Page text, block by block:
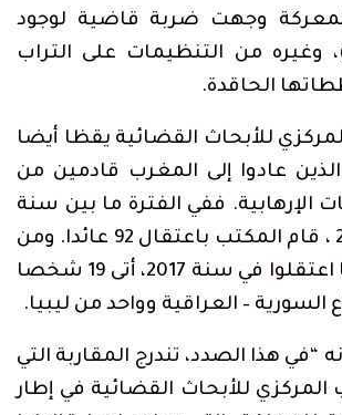
وجهت ضربة قاضية لوجود
وغيره من التنظيمات على التراب
الحاقدة.
للأبحاث القضائية يقظا أيضا
عادوا إلى المغرب قادمين من
ففي الفترة ما بين سنة
2015 وسنة 2017 ، قام المكتب باعتقال 92 عائدا. ومن
أصل 20 شخصا اعتقلوا في سنة 2017، أتى 19 شخصا
السورية – العراقية وواحد من ليبيا.
“في هذا الصدد، تندرج المقاربة التي
المركزي للأبحاث القضائية في إطار